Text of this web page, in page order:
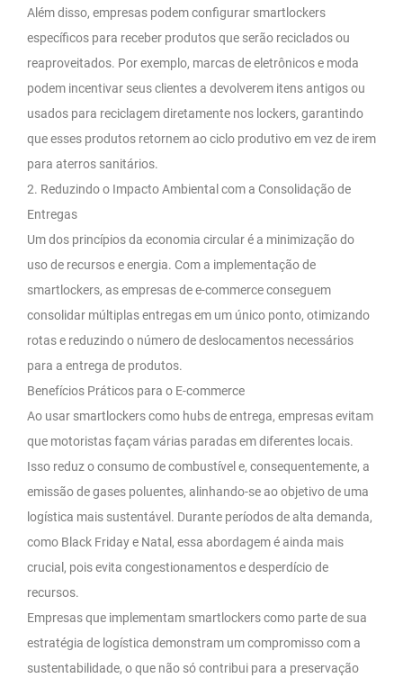
Além disso, empresas podem configurar smartlockers
específicos para receber produtos que serão reciclados ou
reaproveitados. Por exemplo, marcas de eletrônicos e moda
podem incentivar seus clientes a devolverem itens antigos ou
usados para reciclagem diretamente nos lockers, garantindo
que esses produtos retornem ao ciclo produtivo em vez de irem
para aterros sanitários.
2. Reduzindo o Impacto Ambiental com a Consolidação de
Entregas
Um dos princípios da economia circular é a minimização do
uso de recursos e energia. Com a implementação de
smartlockers, as empresas de e-commerce conseguem
consolidar múltiplas entregas em um único ponto, otimizando
rotas e reduzindo o número de deslocamentos necessários
para a entrega de produtos.
Benefícios Práticos para o E-commerce
Ao usar smartlockers como hubs de entrega, empresas evitam
que motoristas façam várias paradas em diferentes locais.
Isso reduz o consumo de combustível e, consequentemente, a
emissão de gases poluentes, alinhando-se ao objetivo de uma
logística mais sustentável. Durante períodos de alta demanda,
como Black Friday e Natal, essa abordagem é ainda mais
crucial, pois evita congestionamentos e desperdício de
recursos.
Empresas que implementam smartlockers como parte de sua
estratégia de logística demonstram um compromisso com a
sustentabilidade, o que não só contribui para a preservação